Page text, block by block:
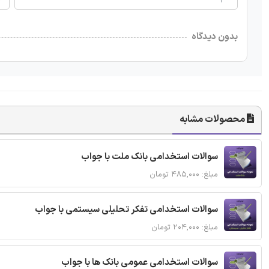
بدون دیدگاه
محصولات مشابه
سوالات استخدامی بانک ملت با جواب
مبلغ: ۴۸۵,۰۰۰ تومان
سوالات استخدامی تفکر تحلیلی سیستمی با جواب
مبلغ: ۲۰۴,۰۰۰ تومان
سوالات استخدامی عمومی بانک ها با جواب